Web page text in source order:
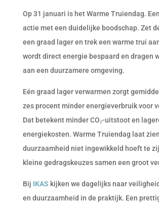
Op 31 januari is het Warme Truiendag.
actie met een duidelijke boodschap. Zet
een graad lager en trek een warme trui
wordt direct energie bespaard en dragen
aan een duurzamere omgeving.
Eén graad lager verwarmen zorgt
zes procent minder energieverbruik voor
Dat betekent minder CO₂-uitstoot en
energiekosten. Warme Truiendag laat
duurzaamheid niet ingewikkeld hoeft te
kleine gedragskeuzes samen een groot
Bij IKAS kijken we dagelijks naar
en duurzaamheid in de praktijk. Een